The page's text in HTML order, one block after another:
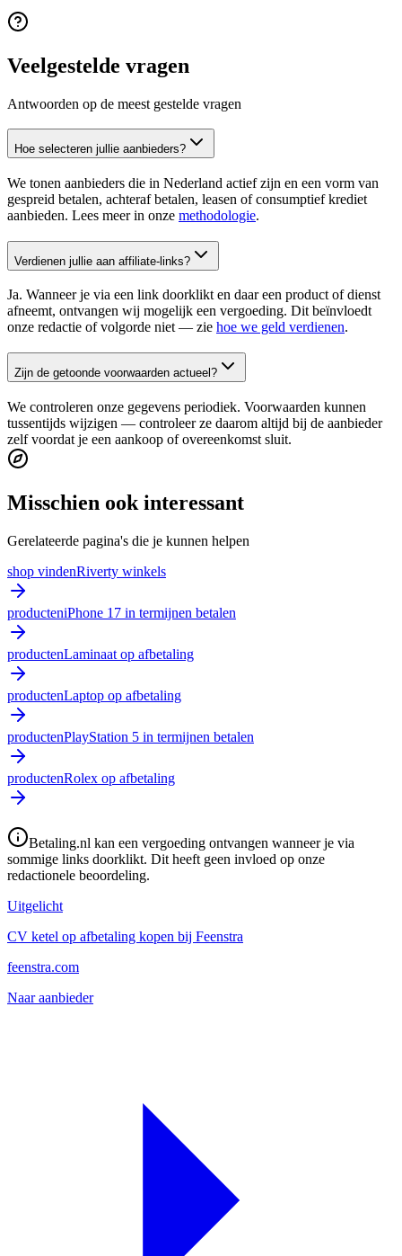
Veelgestelde vragen
Antwoorden op de meest gestelde vragen
Hoe selecteren jullie aanbieders?
We tonen aanbieders die in Nederland actief zijn en een vorm van
gespreid betalen, achteraf betalen, leasen of consumptief krediet
aanbieden. Lees meer in onze methodologie.
Verdienen jullie aan affiliate-links?
Ja. Wanneer je via een link doorklikt en daar een product of dienst
afneemt, ontvangen wij mogelijk een vergoeding. Dit beïnvloedt
onze redactie of volgorde niet — zie hoe we geld verdienen.
Zijn de getoonde voorwaarden actueel?
We controleren onze gegevens periodiek. Voorwaarden kunnen
tussentijds wijzigen — controleer ze daarom altijd bij de aanbieder
zelf voordat je een aankoop of overeenkomst sluit.
Misschien ook interessant
Gerelateerde pagina's die je kunnen helpen
shop vindenRiverty winkels
producteniPhone 17 in termijnen betalen
productenLaminaat op afbetaling
productenLaptop op afbetaling
productenPlayStation 5 in termijnen betalen
productenRolex op afbetaling
Betaling.nl kan een vergoeding ontvangen wanneer je via
sommige links doorklikt. Dit heeft geen invloed op onze
redactionele beoordeling.
Uitgelicht
CV ketel op afbetaling kopen bij Feenstra
feenstra.com
Naar aanbieder